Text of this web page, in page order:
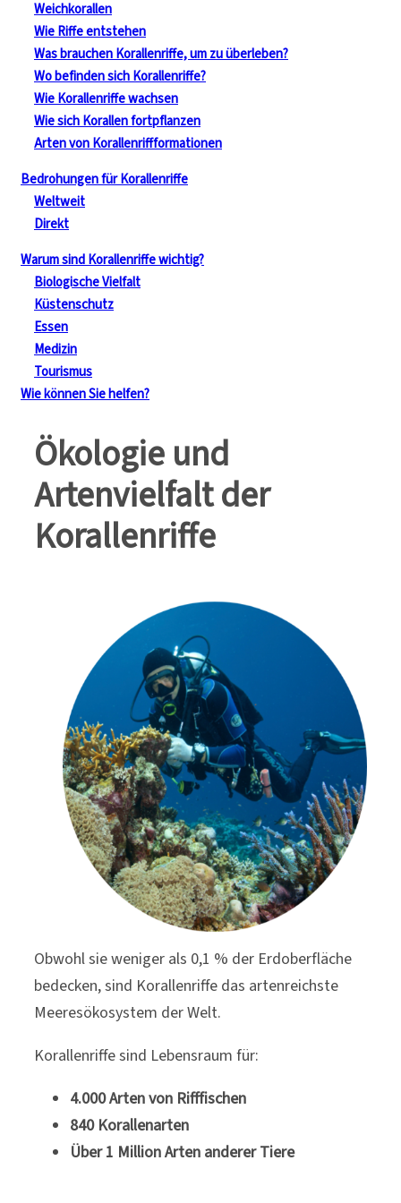
Weichkorallen
Wie Riffe entstehen
Was brauchen Korallenriffe, um zu überleben?
Wo befinden sich Korallenriffe?
Wie Korallenriffe wachsen
Wie sich Korallen fortpflanzen
Arten von Korallenriffformationen
Bedrohungen für Korallenriffe
Weltweit
Direkt
Warum sind Korallenriffe wichtig?
Biologische Vielfalt
Küstenschutz
Essen
Medizin
Tourismus
Wie können Sie helfen?
Ökologie und
Artenvielfalt der
Korallenriffe
Obwohl sie weniger als 0,1 % der Erdoberfläche
bedecken, sind Korallenriffe das artenreichste
Meeresökosystem der Welt.
Korallenriffe sind Lebensraum für:
4.000 Arten von Rifffischen
840 Korallenarten
Über 1 Million Arten anderer Tiere